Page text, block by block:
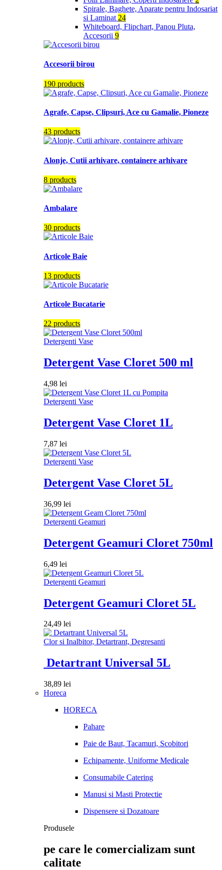
Spirale, Baghete, Aparate pentru Indosariat
si Laminat 24
Whiteboard, Flipchart, Panou Pluta,
Accesorii 9
Accesorii birou
190 products
Agrafe, Capse, Clipsuri, Ace cu Gamalie, Pioneze
43 products
Alonje, Cutii arhivare, containere arhivare
8 products
Ambalare
30 products
Articole Baie
13 products
Articole Bucatarie
22 products
Detergenti Vase
Detergent Vase Cloret 500 ml
4,98 lei
Detergenti Vase
Detergent Vase Cloret 1L
7,87 lei
Detergenti Vase
Detergent Vase Cloret 5L
36,99 lei
Detergenti Geamuri
Detergent Geamuri Cloret 750ml
6,49 lei
Detergenti Geamuri
Detergent Geamuri Cloret 5L
24,49 lei
Clor si Inalbitor, Detartrant, Degresanti
Detartrant Universal 5L
38,89 lei
Horeca
HORECA
Pahare
Paie de Baut, Tacamuri, Scobitori
Echipamente, Uniforme Medicale
Consumabile Catering
Manusi si Masti Protectie
Dispensere si Dozatoare
Produsele
pe care le comercializam sunt
calitate